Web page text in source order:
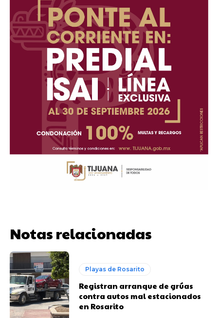
Notas relacionadas
Playas de Rosarito
Registran arranque de grúas
contra autos mal estacionados
en Rosarito